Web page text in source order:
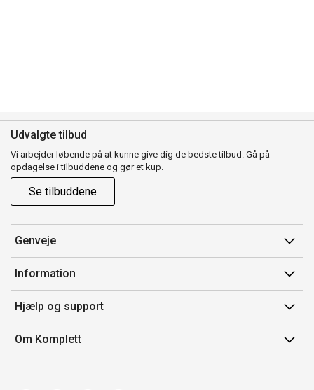
Udvalgte tilbud
Vi arbejder løbende på at kunne give dig de bedste tilbud. Gå på
opdagelse i tilbuddene og gør et kup.
Se tilbuddene
Genveje
Min side
Ordrehistorik
Gavekort
Information
Salgsbetingelser
Mærker/producent
Fortrydelsesret
Hjælp og support
Kontakt os
Kundeservice
Om Komplett